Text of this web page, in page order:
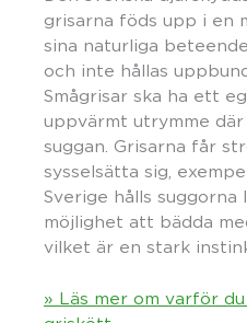
grisarna föds upp i en
sina naturliga
och inte hållas
Smågrisar ska ha ett
uppvärmt utrymme
suggan. Grisarna får
sysselsätta sig,
Sverige hålls suggorna
möjlighet att bädda
vilket är en stark
» Läs mer om varför